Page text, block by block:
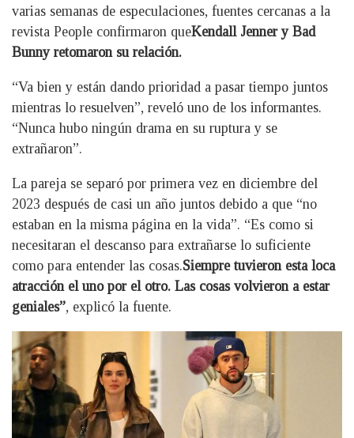
varias semanas de especulaciones, fuentes cercanas a la
revista People confirmaron queKendall Jenner y Bad
Bunny retomaron su relación.
“Va bien y están dando prioridad a pasar tiempo juntos
mientras lo resuelven”, reveló uno de los informantes.
“Nunca hubo ningún drama en su ruptura y se
extrañaron”.
La pareja se separó por primera vez en diciembre del
2023 después de casi un año juntos debido a que “no
estaban en la misma página en la vida”. “Es como si
necesitaran el descanso para extrañarse lo suficiente
como para entender las cosas.Siempre tuvieron esta loca
atracción el uno por el otro. Las cosas volvieron a estar
geniales”, explicó la fuente.